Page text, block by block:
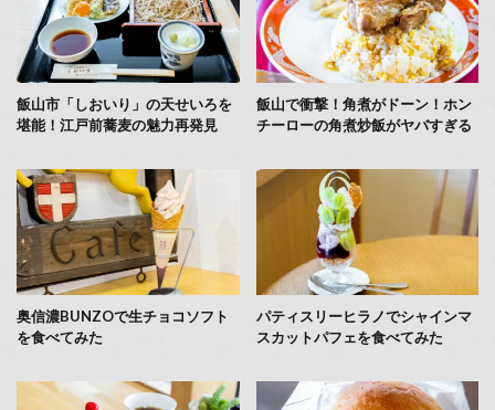
飯山市「しおいり」の天せいろを
堪能！江戸前蕎麦の魅力再発見
飯山で衝撃！角煮がドーン！ホン
チーローの角煮炒飯がヤバすぎる
奥信濃BUNZOで生チョコソフト
を食べてみた
パティスリーヒラノでシャインマ
スカットパフェを食べてみた